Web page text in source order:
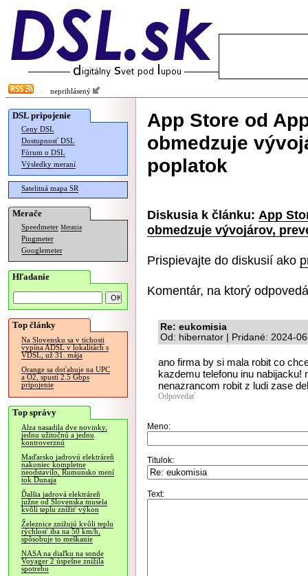
neprihlásený
DSL pripojenie
Ceny DSL
Dostupnosť DSL
Fórum o DSL
Výsledky meraní
Satelitná mapa SR
Merače
Speedmeter Merania
Pingmeter
Googlemeter
Hľadanie
Top články
Na Slovensku sa v tichosti
vypína ADSL v lokalitách s
VDSL, už 31. mája
Orange sa doťahuje na UPC
a O2, spustí 2.5 Gbps
pripojenie
Top správy
Alza nasadila dve novinky,
jednu užitočnú a jednu
kontroverznú
Maďarsko jadrovú elektráreň
nakoniec kompletne
neodstavilo, Rumunsko mení
tok Dunaja
Ďalšia jadrová elektráreň
južne od Slovenska musela
kvôli teplu znížiť výkon
Železnice znižujú kvôli teplu
rýchlosť iba na 50 km/h,
spôsobuje to meškanie
NASA na diaľku na sonde
Voyager 2 úspešne znížila
spotrebu
App Store od
obmedzuje
poplatok
Diskusia k článku: App
obmedzuje vývojárov,
Prispievajte do diskusií ako
Komentár, na ktorý
Re: eukomisia
Od: hibernator | Pridané: 2024-
ano firma by si mala robit co
kazdemu telefonu inu
nenazrancom robit z ludi zase
Odpovedať
Meno:
Titulok:
Text: